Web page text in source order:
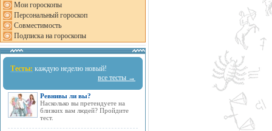
Мои гороскопы
Персональный гороскоп
Совместимость
Подписка на гороскопы
Тесты: каждую неделю новый!
все тесты →
Ревнивы ли вы?
Насколько вы претендуете на
близких вам людей? Пройдите
тест.